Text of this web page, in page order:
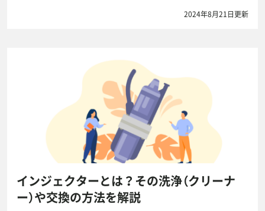
2024年8月21日更新
インジェクターとは？その洗浄（クリーナ
ー）や交換の方法を解説